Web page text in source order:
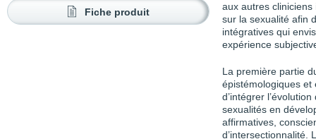
Fiche produit
aux autres cliniciens
sur la sexualité afin
intégratives qui
expérience
La première partie
épistémologiques et
d’intégrer
sexualités en
affirmatives,
d’intersectionnalité.